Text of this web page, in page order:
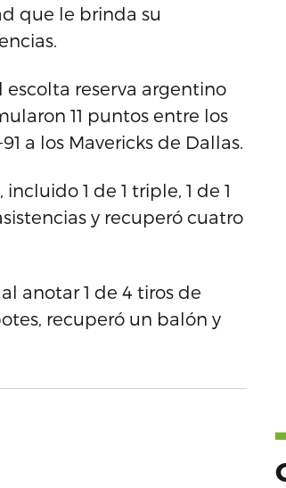
que le brinda su
escolta reserva argentino
11 puntos entre los
a los Mavericks de Dallas.
1 de 1 triple, 1 de 1
y recuperó cuatro
anotar 1 de 4 tiros de
recuperó un balón y